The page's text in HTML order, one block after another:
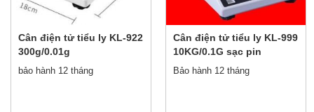
Cân điện tử tiểu ly KL-922
300g/0.01g
bảo hành 12 tháng
Cân điện tử tiểu ly KL-999
10KG/0.1G sạc pin
Bảo hành 12 tháng